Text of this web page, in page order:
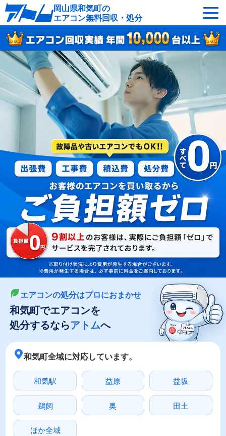
岡山県和気町の
エアコン無料回収・処分
サービスの特徴 回収可能なエアコン
対応エリア 回収の流れ
よくあるご質問 運営会社
和気町へ無料出張
最短即日 お急ぎの方はこちら
050-5482-9461
受付：24時間年中無休（通話料無料）
LINEやメールでカンタン依頼
メールで回収依頼 LINEで回収依頼
エアコンの処分はプロにおまかせ
和気町でエアコンを
処分するならアトムへ
和気町全域に対応しています。
和気駅 益原 益坂
鵜飼 奥 田土
ほか全域